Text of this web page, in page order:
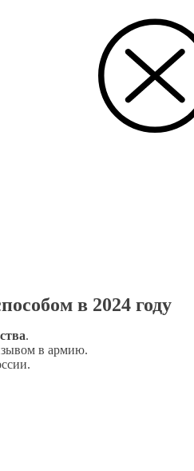
в 2024 году
.
в армию.